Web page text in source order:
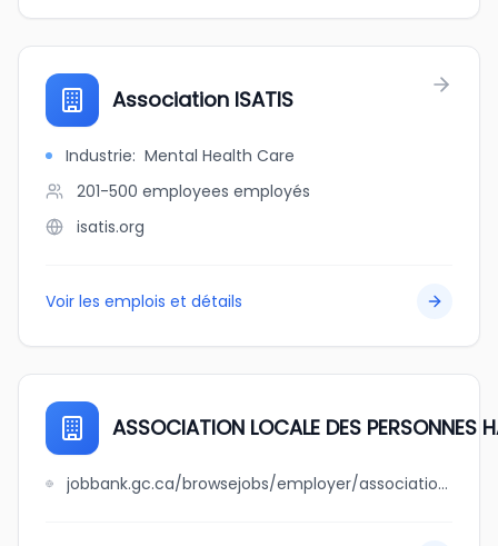
Association ISATIS
Industrie: Mental Health Care
201-500 employees employés
isatis.org
Voir les emplois et détails
ASSOCIATION LOCALE DES PERSONNES
jobbank.gc.ca/browsejobs/employer/association+locale+des+personnes+handicapees+chambly+region-alpha/ca